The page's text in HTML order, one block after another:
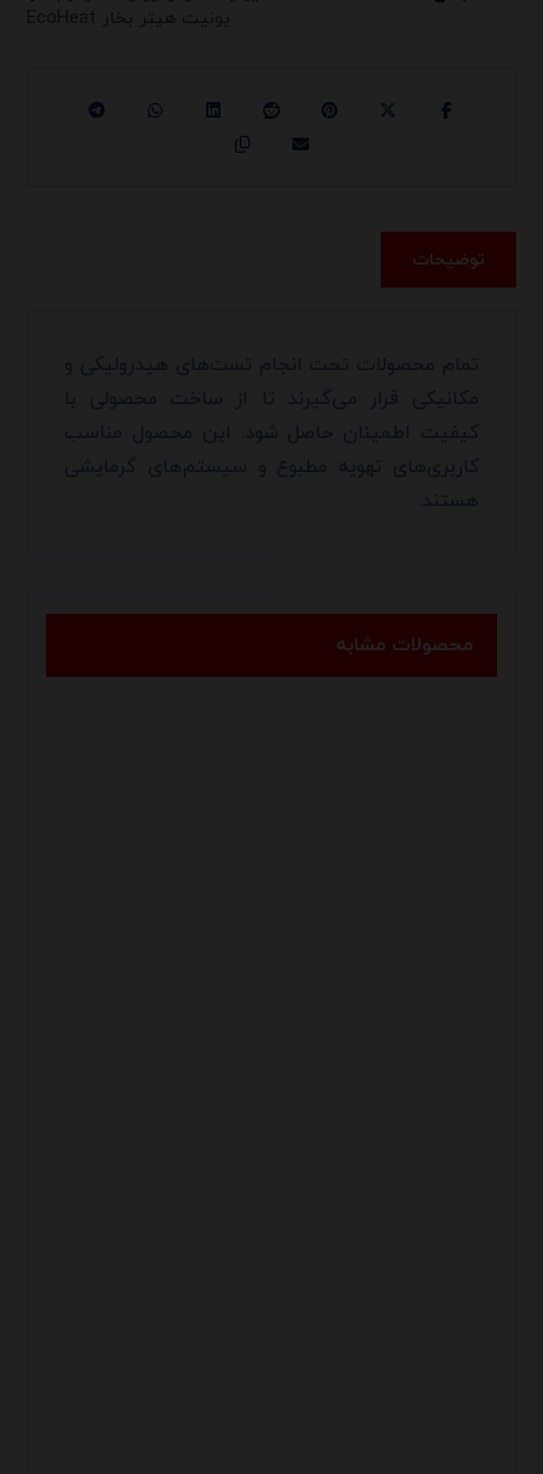
توضیحات
تمام محصولات تحت انجام تست‌های هیدرولیکی و
مکانیکی قرار می‌گیرند تا از ساخت محصولی با
کیفیت اطمینان حاصل شود. این محصول مناسب
کاربری‌های تهویه مطبوع و سیستم‌های گرمایشی
هستند.
محصولات مشابه